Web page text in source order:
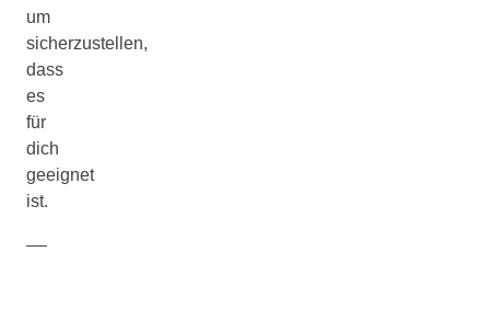
um
sicherzustellen,
dass
es
für
dich
geeignet
ist.